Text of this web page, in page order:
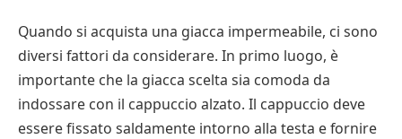
Quando si acquista una giacca impermeabile, ci sono
diversi fattori da considerare. In primo luogo, è
importante che la giacca scelta sia comoda da
indossare con il cappuccio alzato. Il cappuccio deve
essere fissato saldamente intorno alla testa e fornire